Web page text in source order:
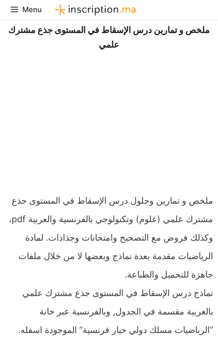
Aller
au
contenu
Menu
ملخص و تمارين درس الإسقاط في المستوى جذع مشترك
علمي
ملخص و تمارين وحلول درس الإسقاط في المستوى جذع
مشترك علمي (علوم) وتكنولوجي بالفرنسية والعربية pdf،
وكذلك فروض مع التصحيح وامتحانات وجذاذات. لمادة
الرياضيات مقدمة بعدة نماذج وبعضها لا من خلال ملفات
جاهزة للتحميل والطباعة.
نماذج درس الإسقاط في المستوى جذع مشترك علمي
بالعربية مقسمة في الجدول, وبالفرنسية عبر خانة
“الرياضيات مسلك دولي خيار فرنسية” الموجودة اسفله.